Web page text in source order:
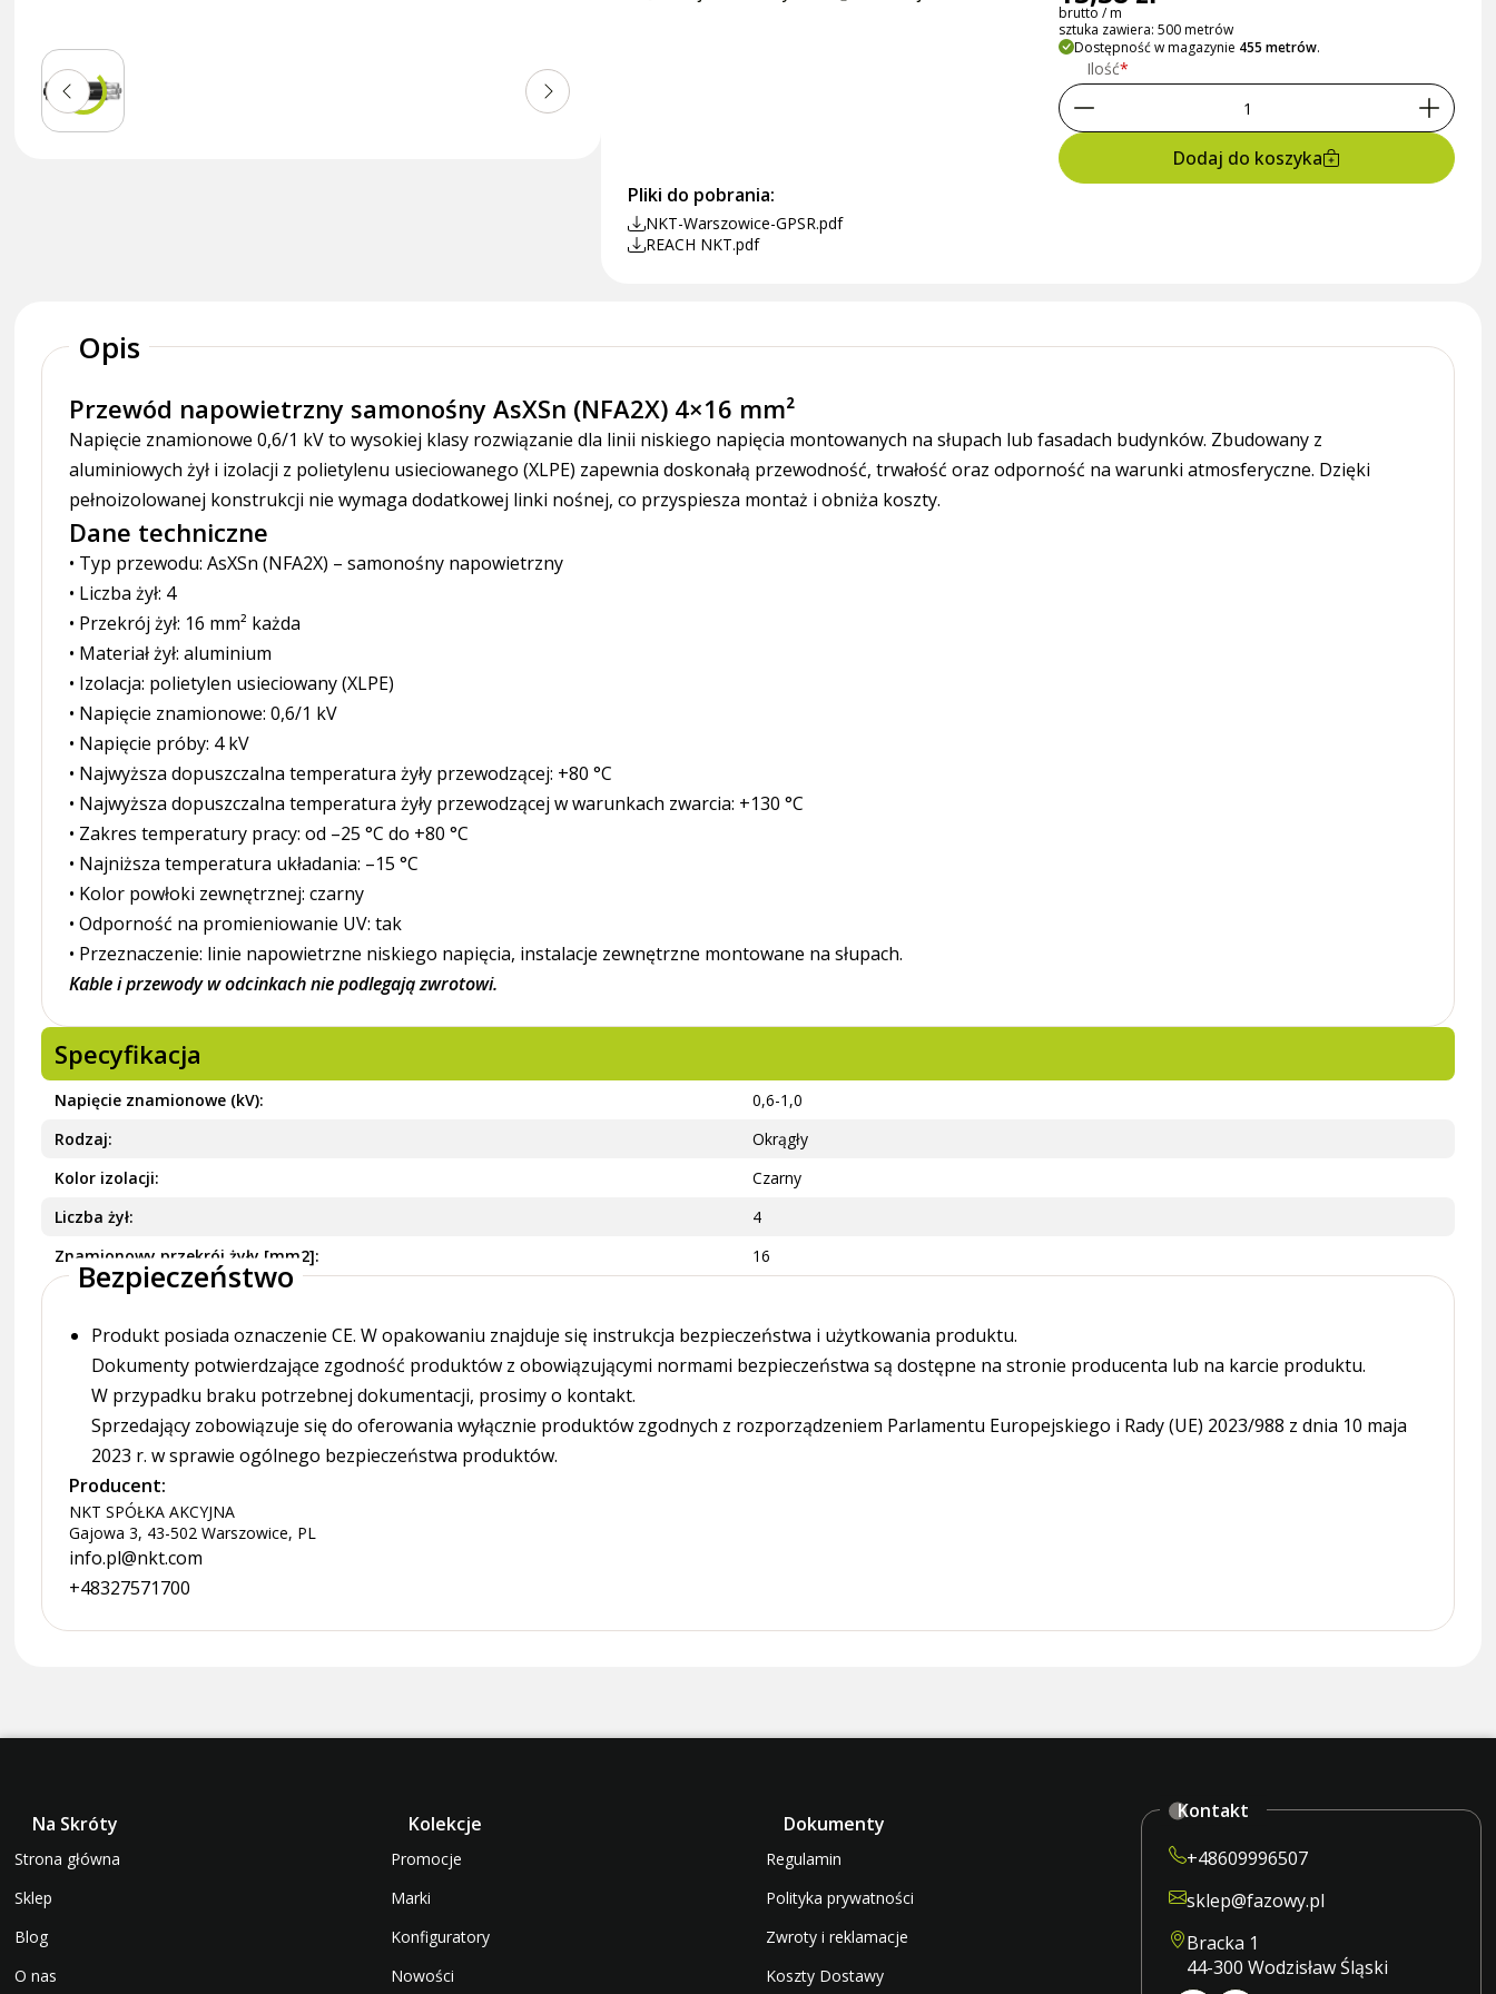
brutto / m
sztuka zawiera: 500 metrów
Dostępność w magazynie 455 metrów.
Ilość
Dodaj do koszyka
Pliki do pobrania:
NKT-Warszowice-GPSR.pdf
REACH NKT.pdf
Opis
Przewód napowietrzny samonośny AsXSn (NFA2X) 4×16 mm²
Napięcie znamionowe 0,6/1 kV to wysokiej klasy rozwiązanie dla linii niskiego napięcia montowanych na słupach lub fasadach budynków. Zbudowany z
aluminiowych żył i izolacji z polietylenu usieciowanego (XLPE) zapewnia doskonałą przewodność, trwałość oraz odporność na warunki atmosferyczne. Dzięki
pełnoizolowanej konstrukcji nie wymaga dodatkowej linki nośnej, co przyspiesza montaż i obniża koszty.
Dane techniczne
• Typ przewodu: AsXSn (NFA2X) – samonośny napowietrzny
• Liczba żył: 4
• Przekrój żył: 16 mm² każda
• Materiał żył: aluminium
• Izolacja: polietylen usieciowany (XLPE)
• Napięcie znamionowe: 0,6/1 kV
• Napięcie próby: 4 kV
• Najwyższa dopuszczalna temperatura żyły przewodzącej: +80 °C
• Najwyższa dopuszczalna temperatura żyły przewodzącej w warunkach zwarcia: +130 °C
• Zakres temperatury pracy: od –25 °C do +80 °C
• Najniższa temperatura układania: –15 °C
• Kolor powłoki zewnętrznej: czarny
• Odporność na promieniowanie UV: tak
• Przeznaczenie: linie napowietrzne niskiego napięcia, instalacje zewnętrzne montowane na słupach.
Kable i przewody w odcinkach nie podlegają zwrotowi.
Specyfikacja
Napięcie znamionowe (kV)
0,6-1,0
Rodzaj
Okrągły
Kolor izolacji
Czarny
Liczba żył
4
Znamionowy przekrój żyły [mm2]
16
Bezpieczeństwo
Produkt posiada oznaczenie CE. W opakowaniu znajduje się instrukcja bezpieczeństwa i użytkowania produktu.
Dokumenty potwierdzające zgodność produktów z obowiązującymi normami bezpieczeństwa są dostępne na stronie producenta lub na karcie produktu.
W przypadku braku potrzebnej dokumentacji, prosimy o kontakt.
Sprzedający zobowiązuje się do oferowania wyłącznie produktów zgodnych z rozporządzeniem Parlamentu Europejskiego i Rady (UE) 2023/988 z dnia 10 maja
2023 r. w sprawie ogólnego bezpieczeństwa produktów.
Producent:
NKT SPÓŁKA AKCYJNA
Gajowa 3, 43-502 Warszowice, PL
info.pl@nkt.com
+48327571700
Na Skróty
Strona główna
Sklep
Blog
O nas
Kolekcje
Promocje
Marki
Konfiguratory
Nowości
Dokumenty
Regulamin
Polityka prywatności
Zwroty i reklamacje
Koszty Dostawy
Kontakt
+48609996507
sklep@fazowy.pl
Bracka 1
44-300 Wodzisław Śląski